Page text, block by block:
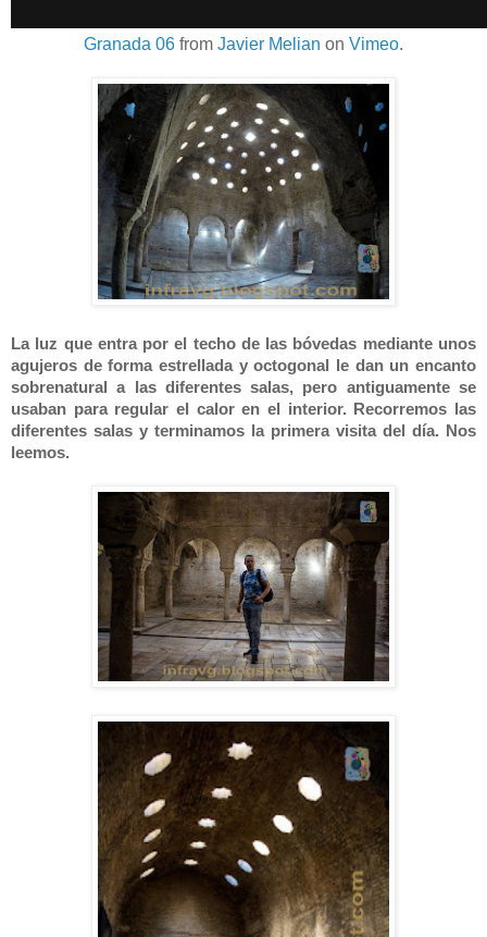
Granada 06 from Javier Melian on Vimeo.
La luz que entra por el techo de las bóvedas mediante unos
agujeros de forma estrellada y octogonal le dan un encanto
sobrenatural a las diferentes salas, pero antiguamente se
usaban para regular el calor en el interior. Recorremos las
diferentes salas y terminamos la primera visita del día. Nos
leemos.